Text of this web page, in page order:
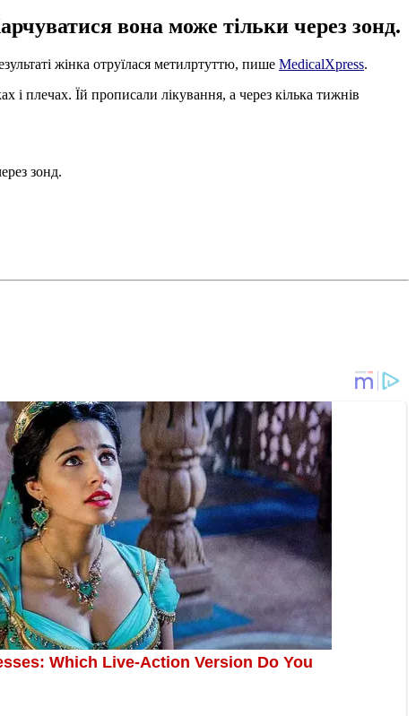
вона може тільки через зонд.
жінка отруїлася метилртуттю, пише MedicalXpress.
плечах. Їй прописали лікування, а через кілька тижнів
зонд.